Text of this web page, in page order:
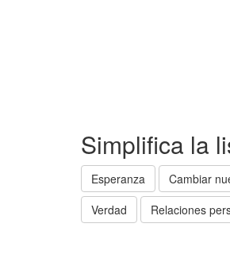
Simplifica la
Esperanza Cambiar
Verdad
Relaciones